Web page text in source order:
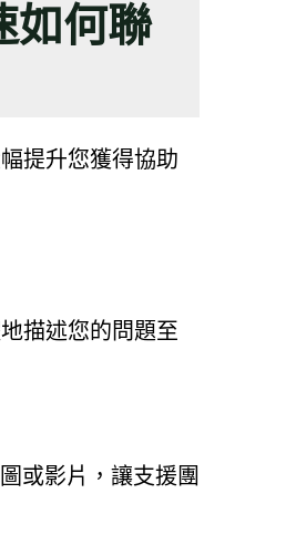
如何聯
提升您獲得協助
描述您的問題至
或影片，讓支援團